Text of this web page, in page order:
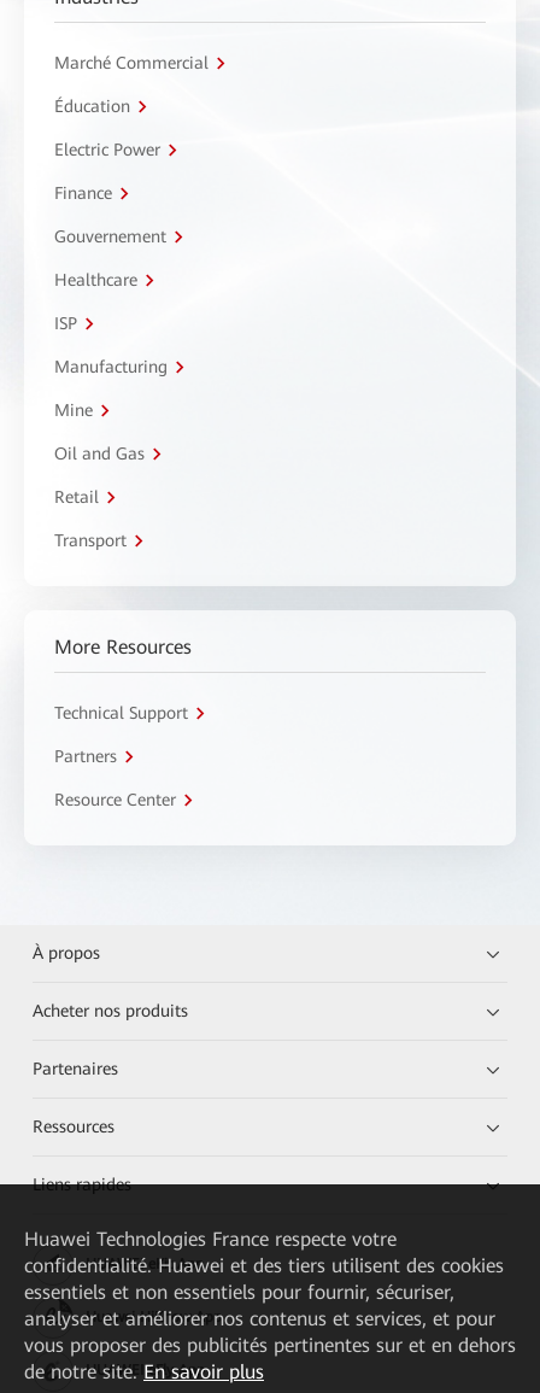
Marché Commercial
Éducation
Electric Power
Finance
Gouvernement
Healthcare
ISP
Manufacturing
Mine
Oil and Gas
Retail
Transport
More Resources
Technical Support
Partners
Resource Center
À propos
Acheter nos produits
Partenaires
Ressources
Liens rapides
HUAWEI eKit App
Huawei HiKnow App
HUAWEI eFly App
Huawei Technologies France respecte votre
confidentialité. Huawei et des tiers utilisent des cookies
essentiels et non essentiels pour fournir, sécuriser,
analyser et améliorer nos contenus et services, et pour
vous proposer des publicités pertinentes sur et en dehors
de notre site. En savoir plus